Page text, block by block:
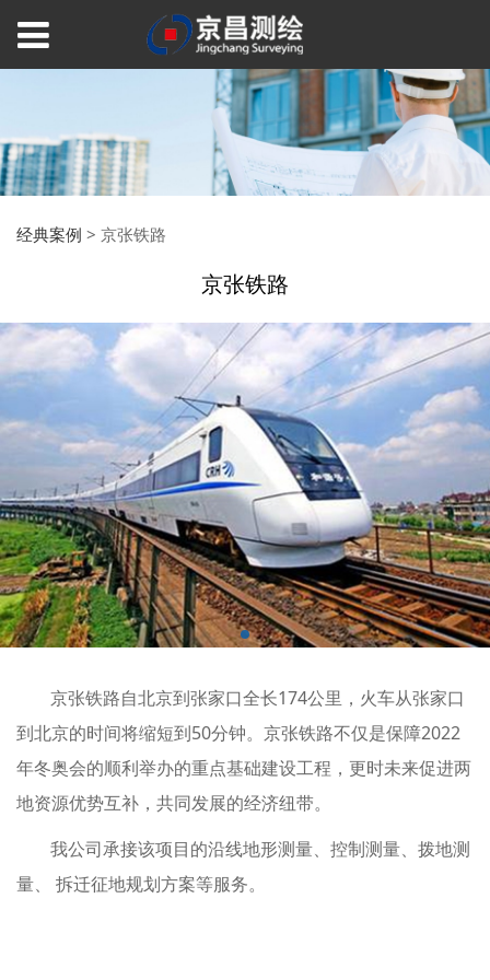
经典案例 >京张铁路
京张铁路
京张铁路自北京到张家口全长174公里，火车从张家口
到北京的时间将缩短到50分钟。京张铁路不仅是保障2022
年冬奥会的顺利举办的重点基础建设工程，更时未来促进两
地资源优势互补，共同发展的经济纽带。
我公司承接该项目的沿线地形测量、控制测量、拨地测
量、 拆迁征地规划方案等服务。